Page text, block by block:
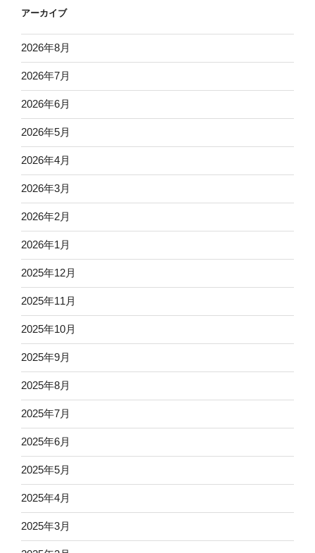
アーカイブ
2026年8月
2026年7月
2026年6月
2026年5月
2026年4月
2026年3月
2026年2月
2026年1月
2025年12月
2025年11月
2025年10月
2025年9月
2025年8月
2025年7月
2025年6月
2025年5月
2025年4月
2025年3月